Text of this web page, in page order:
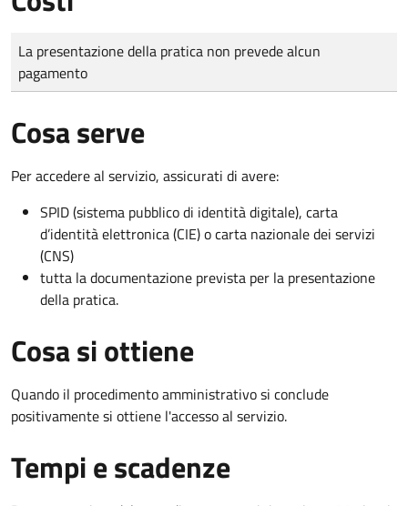
Tipo di pagamento
Importo
La presentazione della pratica non prevede alcun
pagamento
Cosa serve
Per accedere al servizio, assicurati di avere:
SPID (sistema pubblico di identità digitale), carta
d’identità elettronica (CIE) o carta nazionale dei servizi
(CNS)
tutta la documentazione prevista per la presentazione
della pratica.
Cosa si ottiene
Quando il procedimento amministrativo si conclude
positivamente si ottiene l'accesso al servizio.
Tempi e scadenze